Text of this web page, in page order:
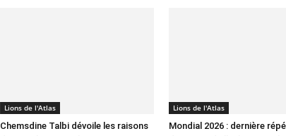
Lions de l'Atlas
Chemsdine Talbi dévoile les raisons
Lions de l'Atlas
Mondial 2026 : dernière